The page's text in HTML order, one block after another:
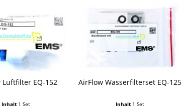
Luftfilter EQ-152
Inhalt 1 Set
AirFlow Wasserfilterset EQ-125
Inhalt 1 Set